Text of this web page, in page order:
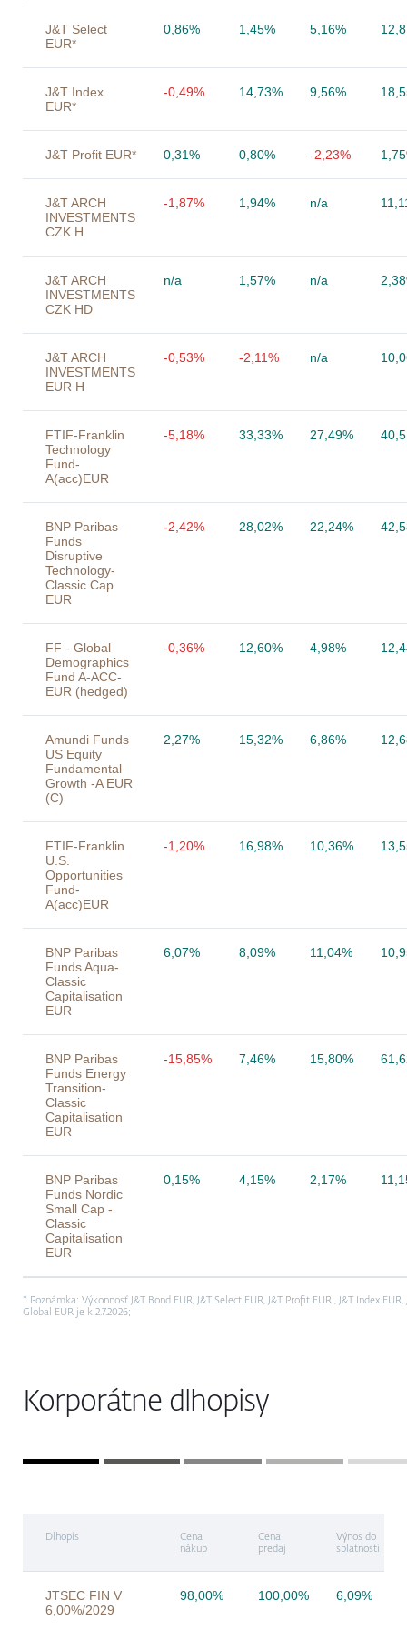
J&T Select
EUR*
0,86% 1,45% 5,16%
J&T Index
EUR*
-0,49% 14,73% 9,56%
J&T Profit EUR* 0,31% 0,80% -2,23%
J&T ARCH
INVESTMENTS
CZK H
-1,87% 1,94% n/a
J&T ARCH
INVESTMENTS
CZK HD
n/a 1,57% n/a
J&T ARCH
INVESTMENTS
EUR H
-0,53% -2,11% n/a
FTIF-Franklin
Technology
Fund-
A(acc)EUR
-5,18% 33,33% 27,49%
BNP Paribas
Funds
Disruptive
Technology-
Classic Cap
EUR
-2,42% 28,02% 22,24%
FF - Global
Demographics
Fund A-ACC-
EUR (hedged)
-0,36% 12,60% 4,98%
Amundi Funds
US Equity
Fundamental
Growth -A EUR
(C)
2,27% 15,32% 6,86%
FTIF-Franklin
U.S.
Opportunities
Fund-
A(acc)EUR
-1,20% 16,98% 10,36%
BNP Paribas
Funds Aqua-
Classic
Capitalisation
EUR
6,07% 8,09% 11,04%
BNP Paribas
Funds Energy
Transition-
Classic
Capitalisation
EUR
-15,85% 7,46% 15,80%
BNP Paribas
Funds Nordic
Small Cap -
Classic
Capitalisation
EUR
0,15% 4,15% 2,17%
* Poznámka: Výkonnosť J&T Bond EUR, J&T Select EUR, J&T Profit EUR , J&T Index
Global EUR je k 2.7.2026;
Korporátne dlhopisy
Dlhopis
Cena
nákup
Cena
predaj
Výnos do
splatnosti
JTSEC FIN V
6,00%/2029
98,00% 100,00% 6,09%